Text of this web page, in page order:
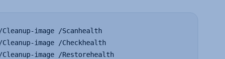
image /Scanhealth
image /Checkhealth
image /Restorehealth